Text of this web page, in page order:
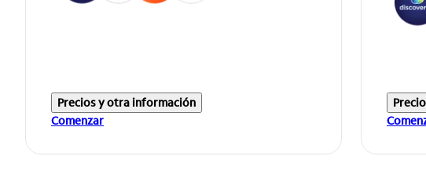
Precios y otra información
Comenzar